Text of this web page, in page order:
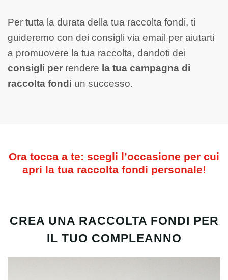
Per tutta la durata della tua raccolta fondi, ti
guideremo con dei consigli via email per aiutarti
a promuovere la tua raccolta, dandoti dei
consigli per rendere la tua campagna di
raccolta fondi un successo.
Ora tocca a te: scegli l’occasione per cui
apri la tua raccolta fondi personale!
CREA UNA RACCOLTA FONDI PER
IL TUO COMPLEANNO